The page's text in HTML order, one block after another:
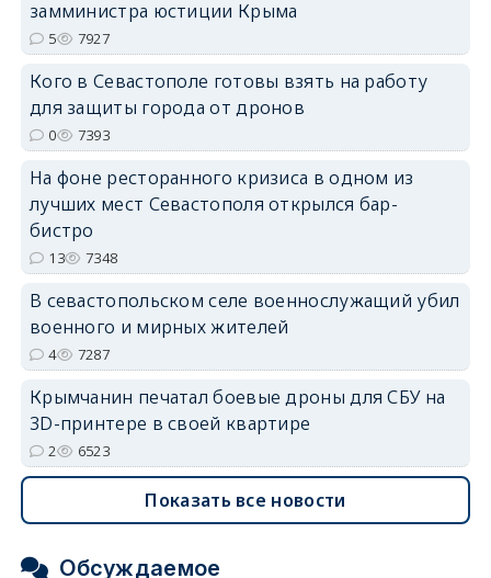
erid: 2SDnjdvhGXG
замминистра юстиции Крыма
5 7927
Кого в Севастополе готовы взять на работу
для защиты города от дронов
0 7393
На фоне ресторанного кризиса в одном из
лучших мест Севастополя открылся бар-
бистро
13 7348
В севастопольском селе военнослужащий убил
военного и мирных жителей
4 7287
Крымчанин печатал боевые дроны для СБУ на
3D-принтере в своей квартире
2 6523
Показать все новости
Обсуждаемое